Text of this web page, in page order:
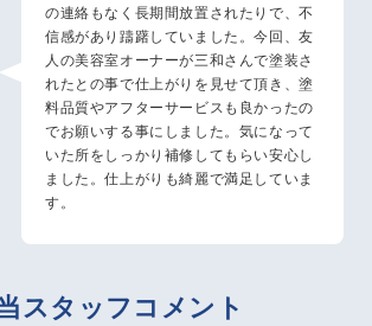
の連絡もなく長期間放置されたりで、不
信感があり躊躇していました。今回、友
人の美容室オーナーが三和さんで塗装さ
れたとの事で仕上がりを見せて頂き、塗
料品質やアフターサービスも良かったの
でお願いする事にしました。気になって
いた所をしっかり補修してもらい安心し
ました。仕上がりも綺麗で満足していま
す。
スタッフコメント